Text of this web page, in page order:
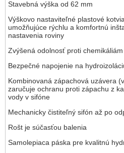
Stavebná výška od 62 mm
Výškovo nastaviteľné plastové
umožňujúce rýchlu a komfortnú
nastavenia roviny
Zvýšená odolnosť proti chemikáliám
Bezpečné napojenie na
Kombinovaná zápachová uzávera
zaručuje ochranu proti zápachu z
vody v sifóne
Mechanicky čistiteľný sifón až po
Rošt je súčasťou balenia
Samolepiaca páska pre kvalitnú